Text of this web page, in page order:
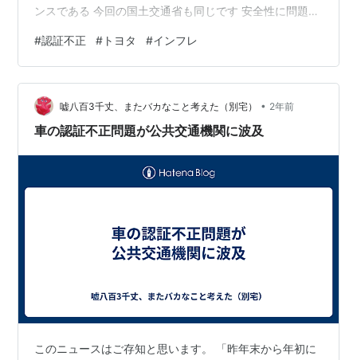
ンスである 今回の国土交通省も同じです 安全性に問題が
う理由で まるで安全性が損なわれてるとい位置づけをし
た いったい何が目的なのか 全く想像がつかない 車の生
産台数が減らしたのかもしれないですね インフレが進む
という 消費者にとっては 痛い話です 生産現場で何が起
こるか 国土交通省さんはどうでも良いようです
#認証不正 # トヨタ #インフレ
嘘八百3千丈、またバカなこと考えた（別宅） • 2年前
車の認証不正問題が公共交通機関に波及
このニュースはご存知と思います。 「昨年末から年初に